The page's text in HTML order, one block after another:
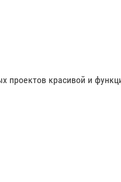
проектов красивой и